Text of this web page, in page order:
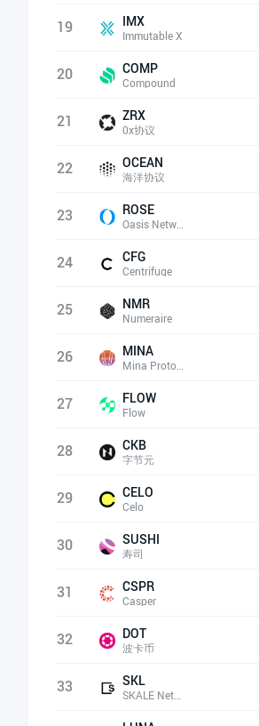
19 IMX
Immutable X
20 COMP
Compound
21 ZRX
0x协议
22 OCEAN
海洋协议
23 ROSE
24 CFG
Centrifuge
25 NMR
Numeraire
26 MINA
27 FLOW
Flow
28 CKB
字节元
29 CELO
Celo
30 SUSHI
寿司
31 CSPR
Casper
32 DOT
波卡币
33 SKL